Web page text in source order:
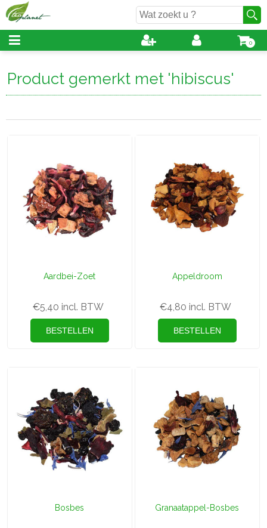
0
Product gemerkt met 'hibiscus'
Aardbei-Zoet
€5,40 incl. BTW
Appeldroom
€4,80 incl. BTW
Bosbes Granaatappel-Bosbes